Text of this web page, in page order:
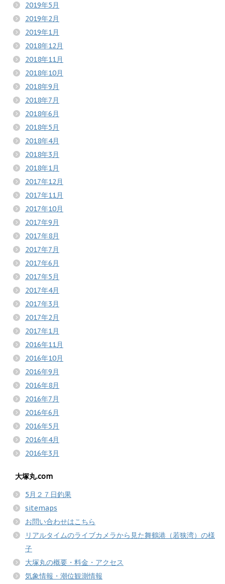
2019年5月
2019年2月
2019年1月
2018年12月
2018年11月
2018年10月
2018年9月
2018年7月
2018年6月
2018年5月
2018年4月
2018年3月
2018年1月
2017年12月
2017年11月
2017年10月
2017年9月
2017年8月
2017年7月
2017年6月
2017年5月
2017年4月
2017年3月
2017年2月
2017年1月
2016年11月
2016年10月
2016年9月
2016年8月
2016年7月
2016年6月
2016年5月
2016年4月
2016年3月
大塚丸.com
5月２７日釣果
sitemaps
お問い合わせはこちら
リアルタイムのライブカメラから見た舞鶴港（若狭湾）の様
子
大塚丸の概要・料金・アクセス
気象情報・潮位観測情報